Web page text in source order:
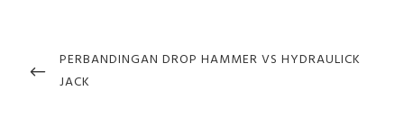
navigation
PREVIOUS
POST
PERBANDINGAN DROP HAMMER VS HYDRAULICK
JACK